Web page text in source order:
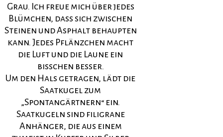
Grau. Ich freue mich über jedes
Blümchen, dass sich zwischen
Steinen und Asphalt behaupten
kann. Jedes Pflänzchen macht
die Luft und die Laune ein
bisschen besser.
Um den Hals getragen, lädt die
Saatkugel zum
„Spontangärtnern“ ein.
Saatkugeln sind filigrane
Anhänger, die aus einem